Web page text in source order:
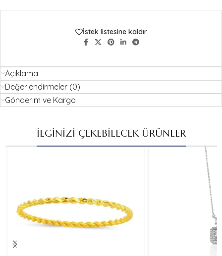
İstek listesine kaldır
Açıklama
Değerlendirmeler (0)
Gönderim ve Kargo
İLGİNİZİ ÇEKEBİLECEK ÜRÜNLER